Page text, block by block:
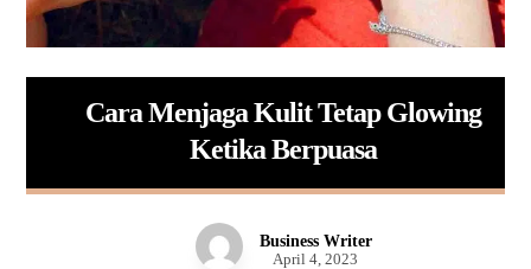
Cara Menjaga Kulit Tetap Glowing
Ketika Berpuasa
Business Writer
April 4, 2023